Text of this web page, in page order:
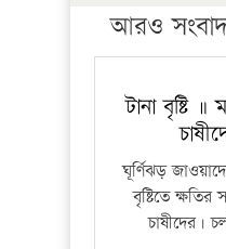
আরও সংবাদ
টানা বৃষ্টি
ঘূর্ণিঝড়
বৃষ্টিতে
চাষীদের।